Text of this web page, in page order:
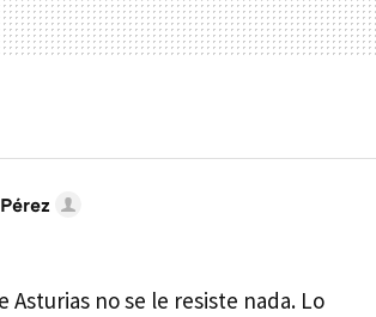
Asturias no se le resiste nada. Lo